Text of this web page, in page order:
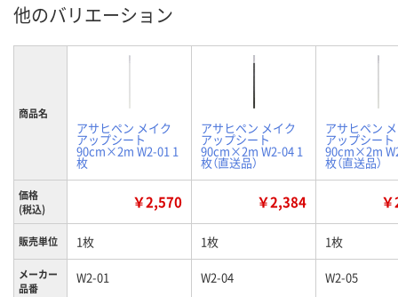
他のバリエーション
商品名
アサヒペン メイク
アップシート
90cm×2m W2-01 1
枚
アサヒペン メイク
アップシート
90cm×2m W2-04 1
枚（直送品）
アサヒペン
アップシート
90cm×2m
枚（直送品）
価格
(税込)
￥2,570 ￥2,384
販売単位 1枚 1枚 1枚
メーカー
品番
W2-01 W2-04 W2-05